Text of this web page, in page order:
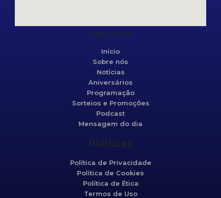
Mapa do site
Início
Sobre nós
Notícias
Aniversários
Programação
Sorteios e Promoções
Podcast
Mensagem do dia
Políticas
Política de Privacidade
Política de Cookies
Política de Ética
Termos de Uso